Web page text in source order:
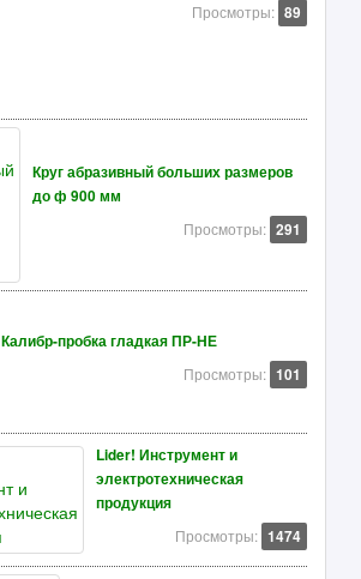
Просмотры: 89
Круг абразивный больших размеров
до ф 900 мм
Просмотры: 291
Калибр-пробка гладкая ПР-НЕ
Просмотры: 101
Lider! Инструмент и
электротехническая
продукция
Просмотры: 1474